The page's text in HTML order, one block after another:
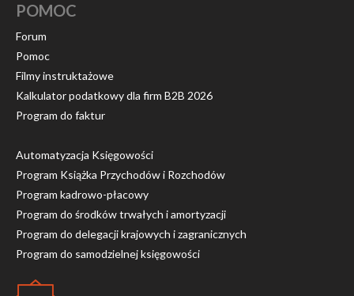
POMOC
Forum
Pomoc
Filmy instruktażowe
Kalkulator podatkowy dla firm B2B 2026
Program do faktur
Automatyzacja Księgowości
Program Książka Przychodów i Rozchodów
Program kadrowo-płacowy
Program do środków trwałych i amortyzacji
Program do delegacji krajowych i zagranicznych
Program do samodzielnej księgowości